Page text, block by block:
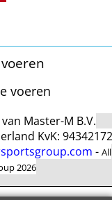
voeren
Master-M B.V.
KvK: 94342172
- All
2026